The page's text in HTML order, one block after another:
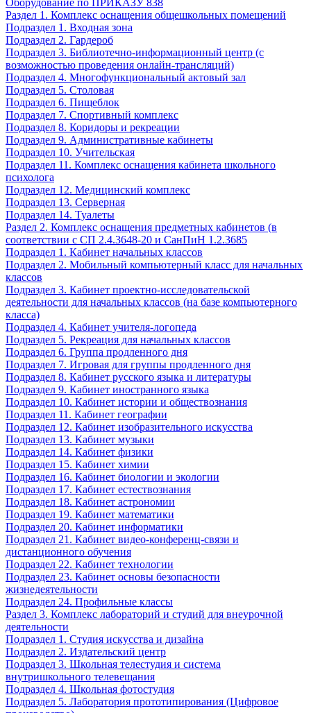
Оборудование по ПРИКАЗУ 838
Раздел 1. Комплекс оснащения общешкольных помещений
Подраздел 1. Входная зона
Подраздел 2. Гардероб
Подраздел 3. Библиотечно-информационный центр (с
возможностью проведения онлайн-трансляций)
Подраздел 4. Многофункциональный актовый зал
Подраздел 5. Столовая
Подраздел 6. Пищеблок
Подраздел 7. Спортивный комплекс
Подраздел 8. Коридоры и рекреации
Подраздел 9. Административные кабинеты
Подраздел 10. Учительская
Подраздел 11. Комплекс оснащения кабинета школьного
психолога
Подраздел 12. Медицинский комплекс
Подраздел 13. Серверная
Подраздел 14. Туалеты
Раздел 2. Комплекс оснащения предметных кабинетов (в
соответствии с СП 2.4.3648-20 и СанПиН 1.2.3685
Подраздел 1. Кабинет начальных классов
Подраздел 2. Мобильный компьютерный класс для начальных
классов
Подраздел 3. Кабинет проектно-исследовательской
деятельности для начальных классов (на базе компьютерного
класса)
Подраздел 4. Кабинет учителя-логопеда
Подраздел 5. Рекреация для начальных классов
Подраздел 6. Группа продленного дня
Подраздел 7. Игровая для группы продленного дня
Подраздел 8. Кабинет русского языка и литературы
Подраздел 9. Кабинет иностранного языка
Подраздел 10. Кабинет истории и обществознания
Подраздел 11. Кабинет географии
Подраздел 12. Кабинет изобразительного искусства
Подраздел 13. Кабинет музыки
Подраздел 14. Кабинет физики
Подраздел 15. Кабинет химии
Подраздел 16. Кабинет биологии и экологии
Подраздел 17. Кабинет естествознания
Подраздел 18. Кабинет астрономии
Подраздел 19. Кабинет математики
Подраздел 20. Кабинет информатики
Подраздел 21. Кабинет видео-конференц-связи и
дистанционного обучения
Подраздел 22. Кабинет технологии
Подраздел 23. Кабинет основы безопасности
жизнедеятельности
Подраздел 24. Профильные классы
Раздел 3. Комплекс лабораторий и студий для внеурочной
деятельности
Подраздел 1. Студия искусства и дизайна
Подраздел 2. Издательский центр
Подраздел 3. Школьная телестудия и система
внутришкольного телевещания
Подраздел 4. Школьная фотостудия
Подраздел 5. Лаборатория прототипирования (Цифровое